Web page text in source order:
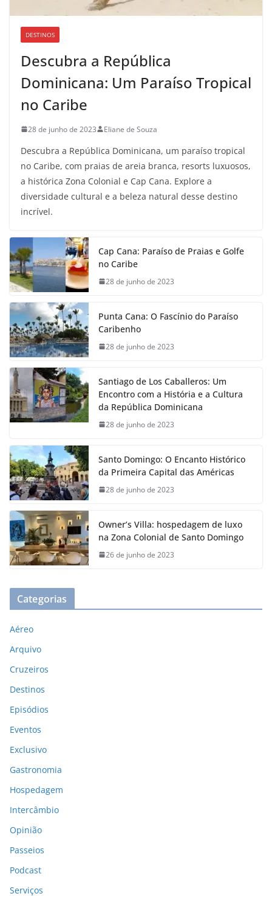
DESTINOS
Descubra a República
Dominicana: Um Paraíso Tropical
no Caribe
28 de junho de 2023 Eliane de Souza
Descubra a República Dominicana, um paraíso tropical
no Caribe, com praias de areia branca, resorts luxuosos,
a histórica Zona Colonial e Cap Cana. Explore a
diversidade cultural e a beleza natural desse destino
incrível.
Cap Cana: Paraíso de Praias e Golfe
no Caribe
28 de junho de 2023
Punta Cana: O Fascínio do Paraíso
Caribenho
28 de junho de 2023
Santiago de Los Caballeros: Um
Encontro com a História e a Cultura
da República Dominicana
28 de junho de 2023
Santo Domingo: O Encanto Histórico
da Primeira Capital das Américas
28 de junho de 2023
Owner’s Villa: hospedagem de luxo
na Zona Colonial de Santo Domingo
26 de junho de 2023
Categorias
Aéreo
Arquivo
Cruzeiros
Destinos
Episódios
Eventos
Exclusivo
Gastronomia
Hospedagem
Intercâmbio
Opinião
Passeios
Podcast
Serviços